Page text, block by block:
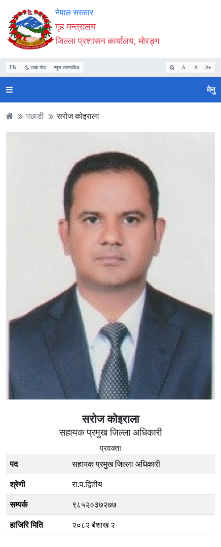
Accessibility
Mode
सुरु
गर्नुहोस्
सामाग्री
पढ्नुहाेस्
नेभिगेसन
पढ्नुहाेस्
वेबसाइट
खोजमा
जानुहोस्
नेपाल सरकार
गृह मन्त्रालय
जिल्ला प्रशासन कार्यालय, मोरङ्ग
EN डार्क मोड न्यून व्यान्डविथ A- A A+
मेनु
पछाडी सरोज कोइराला
सरोज कोइराला
सहायक प्रमुख जिल्ला अधिकारी
प्रवक्ता
पद
सहायक प्रमुख जिल्ला अधिकारी
श्रेणी
रा.प.द्वितीय
सम्पर्क
९८५२०३७२७७
हाजिरि मिति
२०८२ बैशाख २